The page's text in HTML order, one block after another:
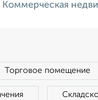
Коммерческая
Торговое помещение